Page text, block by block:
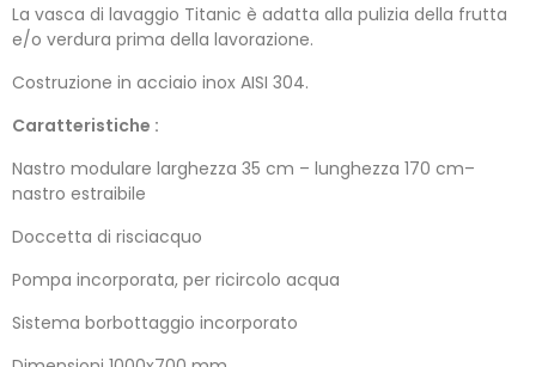
La vasca di lavaggio Titanic è adatta alla pulizia della frutta
e/o verdura prima della lavorazione.
Costruzione in acciaio inox AISI 304.
Caratteristiche :
Nastro modulare larghezza 35 cm – lunghezza 170 cm–
nastro estraibile
Doccetta di risciacquo
Pompa incorporata, per ricircolo acqua
Sistema borbottaggio incorporato